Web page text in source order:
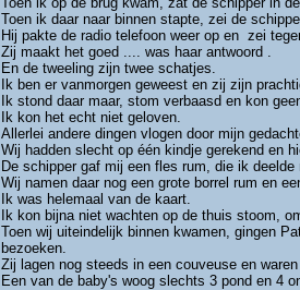
Toen ik daar naar binnen stapte, zei de
Hij pakte de radio telefoon weer op en zei
Zij maakt het goed .... was haar antwoord .
En de tweeling zijn twee schatjes.
Ik ben er vanmorgen geweest en zij zijn
Ik stond daar maar, stom verbaasd en kon
Ik kon het echt niet geloven.
Allerlei andere dingen vlogen door mijn
Wij hadden slecht op één kindje gerekend en
De schipper gaf mij een fles rum, die ik
Wij namen daar nog een grote borrel rum en
Ik was helemaal van de kaart.
Ik kon bijna niet wachten op de thuis stoom,
Toen wij uiteindelijk binnen kwamen, gingen
bezoeken.
Zij lagen nog steeds in een couveuse en
Een van de baby's woog slechts 3 pond en 4